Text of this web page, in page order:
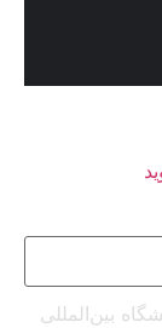
بین‌المللی